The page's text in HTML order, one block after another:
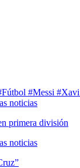
#Messi #Xavi
noticias
primera división
noticias